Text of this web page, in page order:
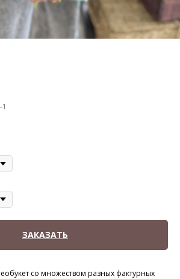
ЗАКАЗАТЬ
со множеством разных фактурных